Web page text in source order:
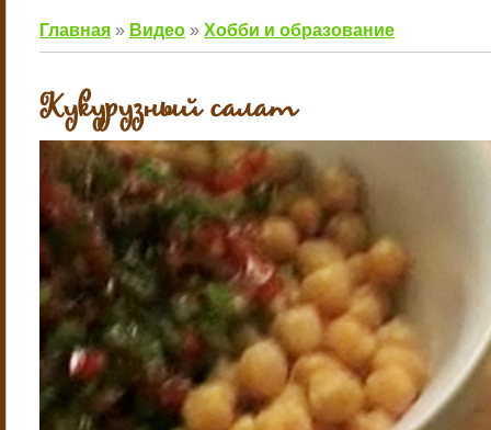
Главная » Видео » Хобби и образование
Кукурузный салат